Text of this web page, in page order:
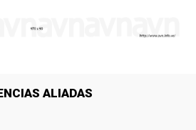
ALIADAS